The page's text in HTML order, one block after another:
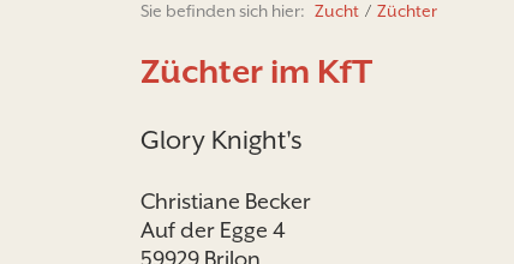
Sie befinden sich hier: Zucht / Züchter
Züchter im KfT
Glory Knight's
Christiane Becker
Auf der Egge 4
59929 Brilon